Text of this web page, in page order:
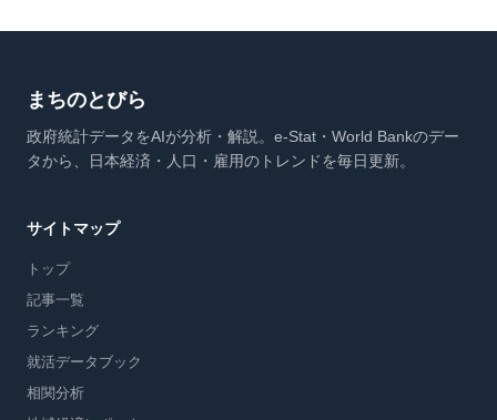
まちのとびら
政府統計データをAIが分析・解説。e-Stat・World Bankのデー
タから、日本経済・人口・雇用のトレンドを毎日更新。
サイトマップ
トップ
記事一覧
ランキング
就活データブック
相関分析